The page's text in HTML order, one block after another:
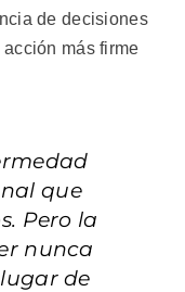
de decisiones
más firme
que
Pero la
nunca
de